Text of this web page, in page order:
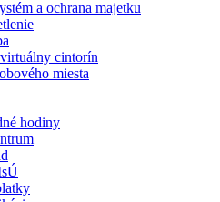
a ochrana majetku
cintorín
miesta
hodiny